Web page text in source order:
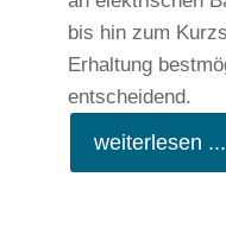
bis hin zum
Erhaltung
entscheidend.
weiterlesen ...